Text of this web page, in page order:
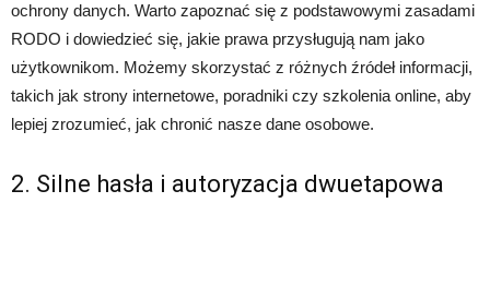
ochrony danych. Warto zapoznać się z podstawowymi zasadami
RODO i dowiedzieć się, jakie prawa przysługują nam jako
użytkownikom. Możemy skorzystać z różnych źródeł informacji,
takich jak strony internetowe, poradniki czy szkolenia online, aby
lepiej zrozumieć, jak chronić nasze dane osobowe.
2. Silne hasła i autoryzacja dwuetapowa